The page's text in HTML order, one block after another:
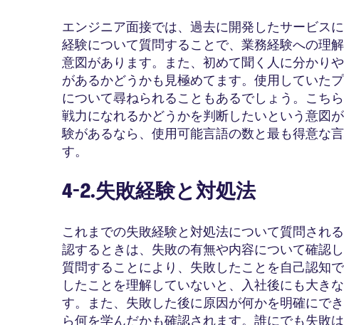
エンジニア面接では、過去に開発したサービス
経験について質問することで、業務経験への理
意図があります。また、初めて聞く人に分かり
があるかどうかも見極めてます。使用していた
について尋ねられることもあるでしょう。こち
戦力になれるかどうかを判断したいという意図
験があるなら、使用可能言語の数と最も得意な
す。
4-2.失敗経験と対処法
これまでの失敗経験と対処法について質問され
認するときは、失敗の有無や内容について確認
質問することにより、失敗したことを自己認知
したことを理解していないと、入社後にも大き
す。また、失敗した後に原因が何かを明確にで
ら何を学んだかも確認されます。誰にでも失敗